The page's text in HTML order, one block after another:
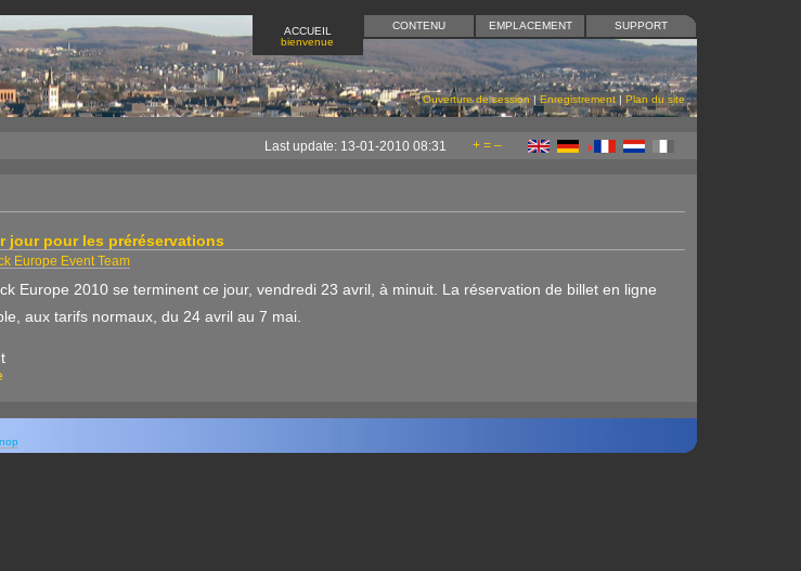
Ouverture de session |Enregistrement | Plan du site
SUPPORT
EMPLACEMENT
CONTENU
ACCUEIL
bienvenue
+ = –
Last update: 13-01-2010 08:31
jour pour les préréservations
Europe Event Team
Europe 2010 se terminent ce jour, vendredi 23 avril, à minuit. La réservation de billet en ligne
aux tarifs normaux, du 24 avril au 7 mai.